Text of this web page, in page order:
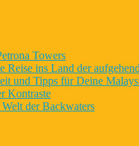
Towers
Reise ins Land der
und Tipps für Deine
Kontraste
der Backwaters